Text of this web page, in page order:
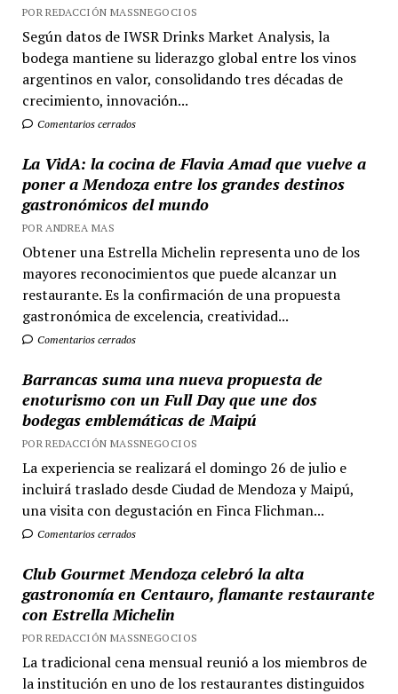
POR REDACCIÓN MASSNEGOCIOS
Según datos de IWSR Drinks Market Analysis, la
bodega mantiene su liderazgo global entre los vinos
argentinos en valor, consolidando tres décadas de
crecimiento, innovación...
Comentarios cerrados
La VidA: la cocina de Flavia Amad que vuelve a
poner a Mendoza entre los grandes destinos
gastronómicos del mundo
POR ANDREA MAS
Obtener una Estrella Michelin representa uno de los
mayores reconocimientos que puede alcanzar un
restaurante. Es la confirmación de una propuesta
gastronómica de excelencia, creatividad...
Comentarios cerrados
Barrancas suma una nueva propuesta de
enoturismo con un Full Day que une dos
bodegas emblemáticas de Maipú
POR REDACCIÓN MASSNEGOCIOS
La experiencia se realizará el domingo 26 de julio e
incluirá traslado desde Ciudad de Mendoza y Maipú,
una visita con degustación en Finca Flichman...
Comentarios cerrados
Club Gourmet Mendoza celebró la alta
gastronomía en Centauro, flamante restaurante
con Estrella Michelin
POR REDACCIÓN MASSNEGOCIOS
La tradicional cena mensual reunió a los miembros de
la institución en uno de los restaurantes distinguidos